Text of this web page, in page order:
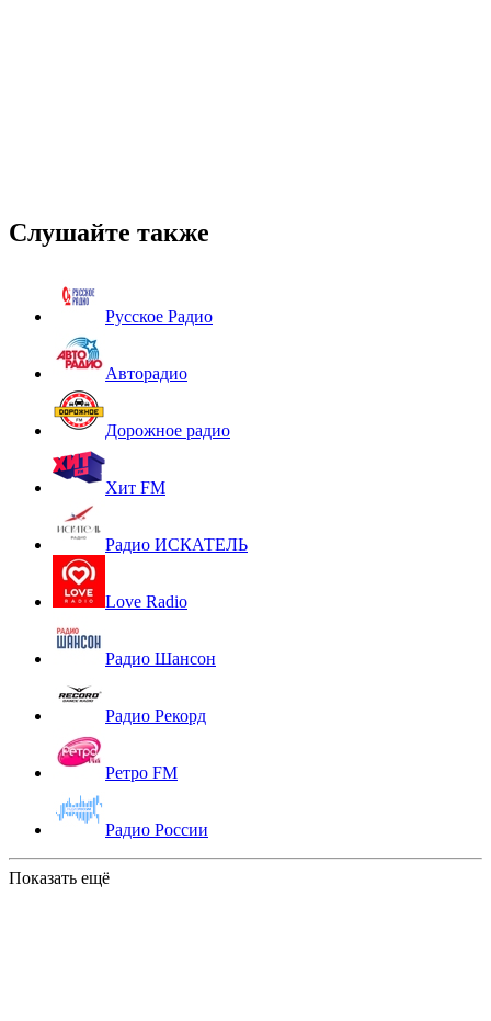
Слушайте также
Русское Радио
Авторадио
Дорожное радио
Хит FM
Радио ИСКАТЕЛЬ
Love Radio
Радио Шансон
Радио Рекорд
Ретро FM
Радио России
Показать ещё